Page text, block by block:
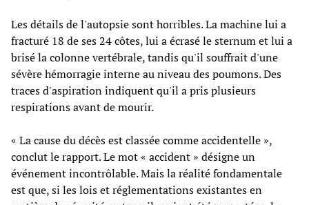
Les détails de l'autopsie sont horribles. La machine lui a
fracturé 18 de ses 24 côtes, lui a écrasé le sternum et lui a
brisé la colonne vertébrale, tandis qu'il souffrait d'une
sévère hémorragie interne au niveau des poumons. Des
traces d'aspiration indiquent qu'il a pris plusieurs
respirations avant de mourir.
« La cause du décès est classée comme accidentelle »,
conclut le rapport. Le mot « accident » désigne un
événement incontrôlable. Mais la réalité fondamentale
est que, si les lois et réglementations existantes en